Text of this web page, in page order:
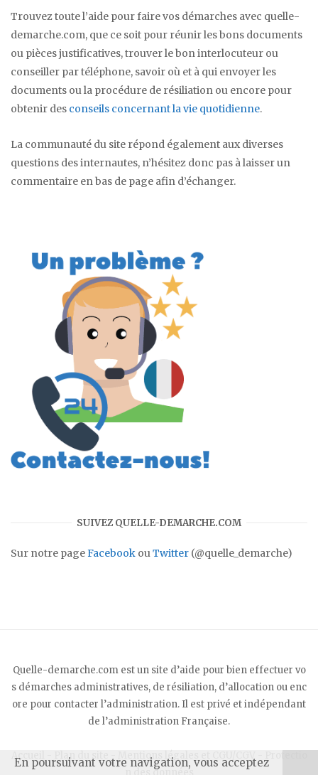
Trouvez toute l’aide pour faire vos démarches avec quelle-
demarche.com, que ce soit pour réunir les bons documents
ou pièces justificatives, trouver le bon interlocuteur ou
conseiller par téléphone, savoir où et à qui envoyer les
documents ou la procédure de résiliation ou encore pour
obtenir des conseils concernant la vie quotidienne.
La communauté du site répond également aux diverses
questions des internautes, n’hésitez donc pas à laisser un
commentaire en bas de page afin d’échanger.
SUIVEZ QUELLE-DEMARCHE.COM
Sur notre pageFacebook ouTwitter (@quelle_demarche)
Quelle-demarche.com est un site d’aide pour bien effectuer vo
s démarches administratives, de résiliation, d’allocation ou enc
ore pour contacter l’administration. Il est privé et indépendant
de l’administration Française.
Accueil Plan du site Mentions légales et CGU/CGV
n des données
En poursuivant votre navigation, vous acceptez